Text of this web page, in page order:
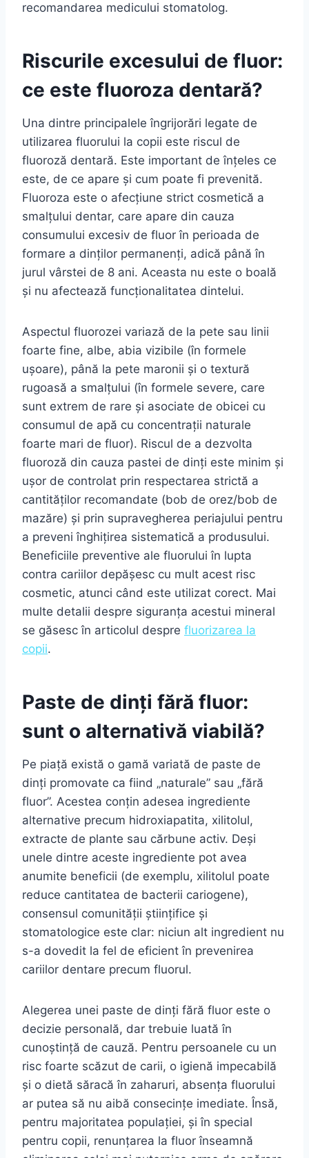
recomandarea medicului stomatolog.
Riscurile excesului de fluor:
ce este fluoroza dentară?
Una dintre principalele îngrijorări legate de
utilizarea fluorului la copii este riscul de
fluoroză dentară. Este important de înțeles ce
este, de ce apare și cum poate fi prevenită.
Fluoroza este o afecțiune strict cosmetică a
smalțului dentar, care apare din cauza
consumului excesiv de fluor în perioada de
formare a dinților permanenți, adică până în
jurul vârstei de 8 ani. Aceasta nu este o boală
și nu afectează funcționalitatea dintelui.
Aspectul fluorozei variază de la pete sau linii
foarte fine, albe, abia vizibile (în formele
ușoare), până la pete maronii și o textură
rugoasă a smalțului (în formele severe, care
sunt extrem de rare și asociate de obicei cu
consumul de apă cu concentrații naturale
foarte mari de fluor). Riscul de a dezvolta
fluoroză din cauza pastei de dinți este minim și
ușor de controlat prin respectarea strictă a
cantităților recomandate (bob de orez/bob de
mazăre) și prin supravegherea periajului pentru
a preveni înghițirea sistematică a produsului.
Beneficiile preventive ale fluorului în lupta
contra cariilor depășesc cu mult acest risc
cosmetic, atunci când este utilizat corect. Mai
multe detalii despre siguranța acestui mineral
se găsesc în articolul despre fluorizarea la
copii.
Paste de dinți fără fluor:
sunt o alternativă viabilă?
Pe piață există o gamă variată de paste de
dinți promovate ca fiind „naturale” sau „fără
fluor”. Acestea conțin adesea ingrediente
alternative precum hidroxiapatita, xilitolul,
extracte de plante sau cărbune activ. Deși
unele dintre aceste ingrediente pot avea
anumite beneficii (de exemplu, xilitolul poate
reduce cantitatea de bacterii cariogene),
consensul comunității științifice și
stomatologice este clar: niciun alt ingredient nu
s-a dovedit la fel de eficient în prevenirea
cariilor dentare precum fluorul.
Alegerea unei paste de dinți fără fluor este o
decizie personală, dar trebuie luată în
cunoștință de cauză. Pentru persoanele cu un
risc foarte scăzut de carii, o igienă impecabilă
și o dietă săracă în zaharuri, absența fluorului
ar putea să nu aibă consecințe imediate. Însă,
pentru majoritatea populației, și în special
pentru copii, renunțarea la fluor înseamnă